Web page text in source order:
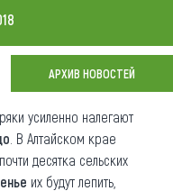
АРХИВ НОВОСТЕЙ
усиленно налегают
. В Алтайском крае
десятка сельских
их будут лепить,